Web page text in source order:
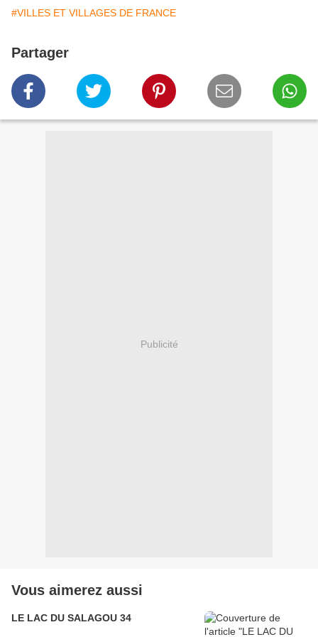
#VILLES ET VILLAGES DE FRANCE
Partager
Publicité
Vous aimerez aussi
LE LAC DU SALAGOU 34